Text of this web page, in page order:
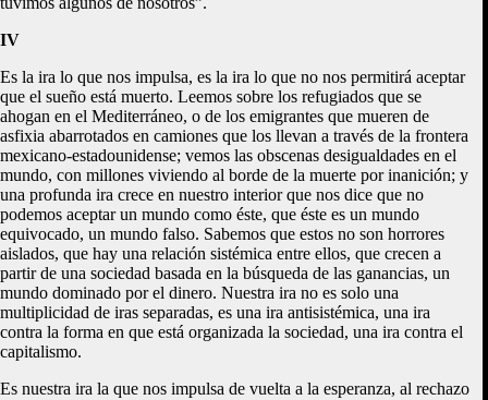
IV
Es la ira lo que nos impulsa, es la ira lo que no nos permitirá aceptar
que el sueño está muerto. Leemos sobre los refugiados que se
ahogan en el Mediterráneo, o de los emigrantes que mueren de
asfixia abarrotados en camiones que los llevan a través de la frontera
mexicano-estadounidense; vemos las obscenas desigualdades en el
mundo, con millones viviendo al borde de la muerte por inanición; y
una profunda ira crece en nuestro interior que nos dice que no
podemos aceptar un mundo como éste, que éste es un mundo
equivocado, un mundo falso. Sabemos que estos no son horrores
aislados, que hay una relación sistémica entre ellos, que crecen a
partir de una sociedad basada en la búsqueda de las ganancias, un
mundo dominado por el dinero. Nuestra ira no es solo una
multiplicidad de iras separadas, es una ira antisistémica, una ira
contra la forma en que está organizada la sociedad, una ira contra el
capitalismo.
Es nuestra ira la que nos impulsa de vuelta a la esperanza, al rechazo